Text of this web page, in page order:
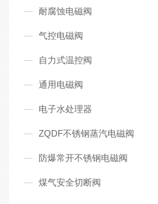
耐腐蚀电磁阀
气控电磁阀
自力式温控阀
通用电磁阀
电子水处理器
ZQDF不锈钢蒸汽电磁阀
防爆常开不锈钢电磁阀
煤气安全切断阀